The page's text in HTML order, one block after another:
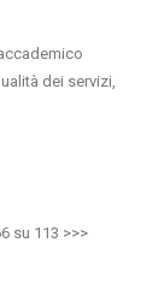
dei servizi,
su 113